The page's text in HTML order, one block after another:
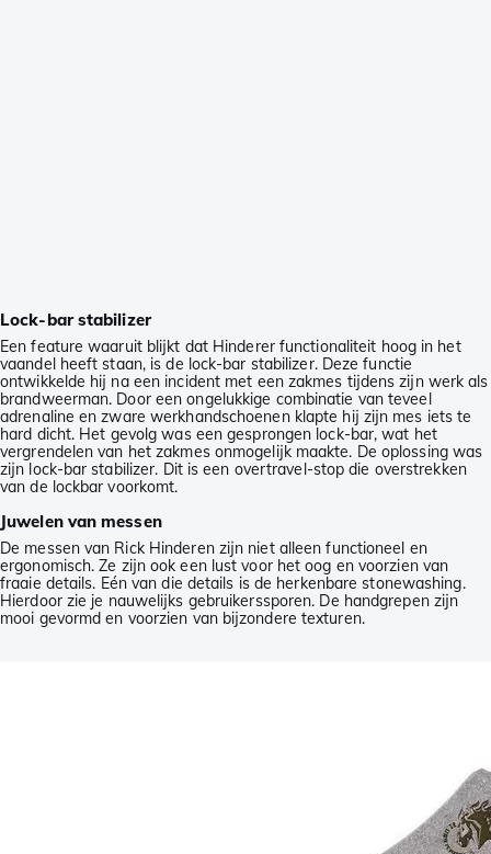
Lock-bar stabilizer
Een feature waaruit blijkt dat Hinderer functionaliteit hoog in het
vaandel heeft staan, is de lock-bar stabilizer. Deze functie
ontwikkelde hij na een incident met een zakmes tijdens zijn werk als
brandweerman. Door een ongelukkige combinatie van teveel
adrenaline en zware werkhandschoenen klapte hij zijn mes iets te
hard dicht. Het gevolg was een gesprongen lock-bar, wat het
vergrendelen van het zakmes onmogelijk maakte. De oplossing was
zijn lock-bar stabilizer. Dit is een overtravel-stop die overstrekken
van de lockbar voorkomt.
Juwelen van messen
De messen van Rick Hinderen zijn niet alleen functioneel en
ergonomisch. Ze zijn ook een lust voor het oog en voorzien van
fraaie details. Eén van die details is de herkenbare stonewashing.
Hierdoor zie je nauwelijks gebruikerssporen. De handgrepen zijn
mooi gevormd en voorzien van bijzondere texturen.